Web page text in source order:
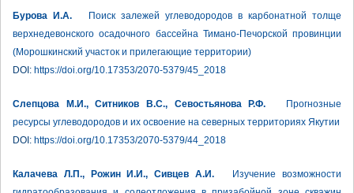
Бурова И.А. Поиск залежей углеводородов в карбонатной толще
верхнедевонского осадочного бассейна Тимано-Печорской провинции
(Морошкинский участок и прилегающие территории)
DOI: https://doi.org/10.17353/2070-5379/45_2018
Слепцова М.И., Ситников В.С., Севостьянова Р.Ф. Прогнозные
ресурсы углеводородов и их освоение на северных территориях Якутии
DOI: https://doi.org/10.17353/2070-5379/44_2018
Калачева Л.П., Рожин И.И., Сивцев А.И.Изучение возможности